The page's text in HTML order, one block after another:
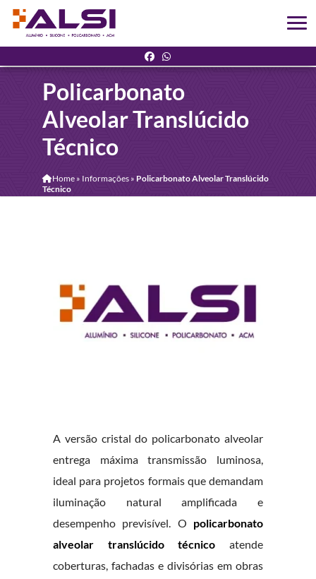
Policarbonato
Alveolar Translúcido
Técnico
Home» Informações » Policarbonato Alveolar Translúcido
Técnico
A versão cristal do policarbonato alveolar
entrega máxima transmissão luminosa,
ideal para projetos formais que demandam
iluminação natural amplificada e
desempenho previsível. O policarbonato
alveolar translúcido técnico atende
coberturas, fachadas e divisórias em obras